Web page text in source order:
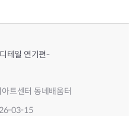
테일 연기편-
트센터 동네배움터
03-15